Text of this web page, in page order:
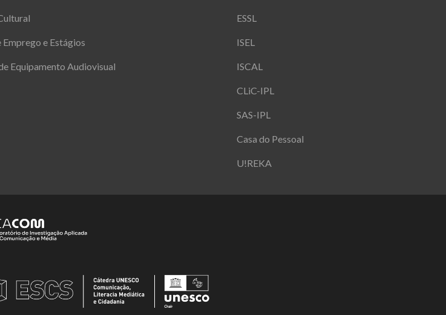
Emprego e Estágios
Equipamento Audiovisual
ESSL
ISEL
ISCAL
CLiC-IPL
SAS-IPL
Casa do Pessoal
U!REKA